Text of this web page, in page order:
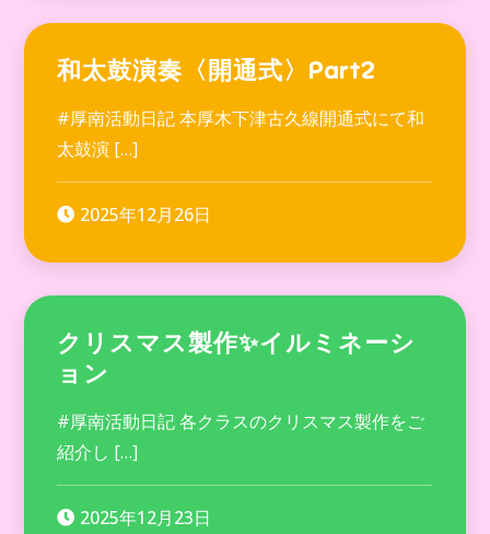
和太鼓演奏〈開通式〉Part2
#厚南活動日記 本厚木下津古久線開通式にて和
太鼓演 […]
2025年12月26日
クリスマス製作✨イルミネーシ
ョン
#厚南活動日記 各クラスのクリスマス製作をご
紹介し […]
2025年12月23日